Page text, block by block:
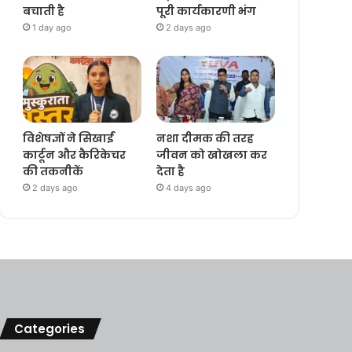
बचाती है
1 day ago
पूरी कार्यकारणी भंग
2 days ago
विशेषज्ञों ने सिखाईं
कार्टून और कैरिकेचर
की तकनीकें
2 days ago
नशा दीमक की तरह
जीवन को खोखला कर
देता है
4 days ago
Categories